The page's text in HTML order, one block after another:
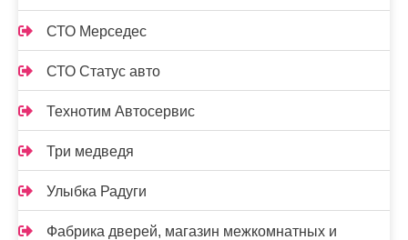
СТО Мерседес
СТО Статус авто
Технотим Автосервис
Три медведя
Улыбка Радуги
Фабрика дверей, магазин межкомнатных и